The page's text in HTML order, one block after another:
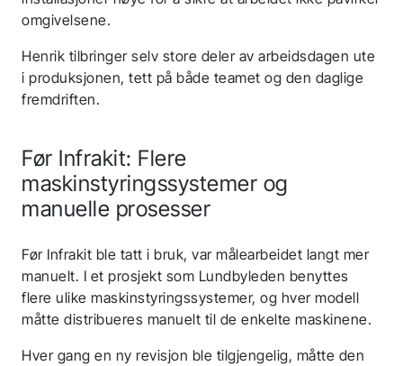
omgivelsene.
Henrik tilbringer selv store deler av arbeidsdagen ute
i produksjonen, tett på både teamet og den daglige
fremdriften.
Før Infrakit: Flere
maskinstyringssystemer og
manuelle prosesser
Før Infrakit ble tatt i bruk, var målearbeidet langt mer
manuelt. I et prosjekt som Lundbyleden benyttes
flere ulike maskinstyringssystemer, og hver modell
måtte distribueres manuelt til de enkelte maskinene.
Hver gang en ny revisjon ble tilgjengelig, måtte den